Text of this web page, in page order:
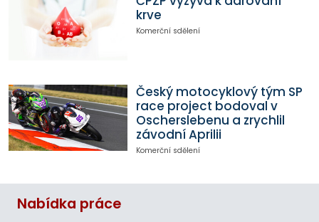
krve
Komerční sdělení
Český motocyklový tým SP
race project bodoval v
Oscherslebenu a zrychlil
závodní Aprilii
Komerční sdělení
Nabídka práce